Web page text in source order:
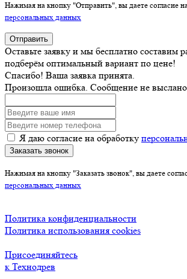
Нажимая на кнопку "Отправить", вы даете согласие
персональных данных
Отправить
Оставьте заявку и мы бесплатно составим
подберём оптимальный вариант по цене!
Спасибо! Ваша заявка принята.
Произошла ошибка. Сообщение не
Я даю согласие на обработку
Заказать звонок
Нажимая на кнопку "Заказать звонок", вы даете
персональных данных
Политика конфиденциальности
Политика использования cookies
Присоединяйтесь
к Технодрев